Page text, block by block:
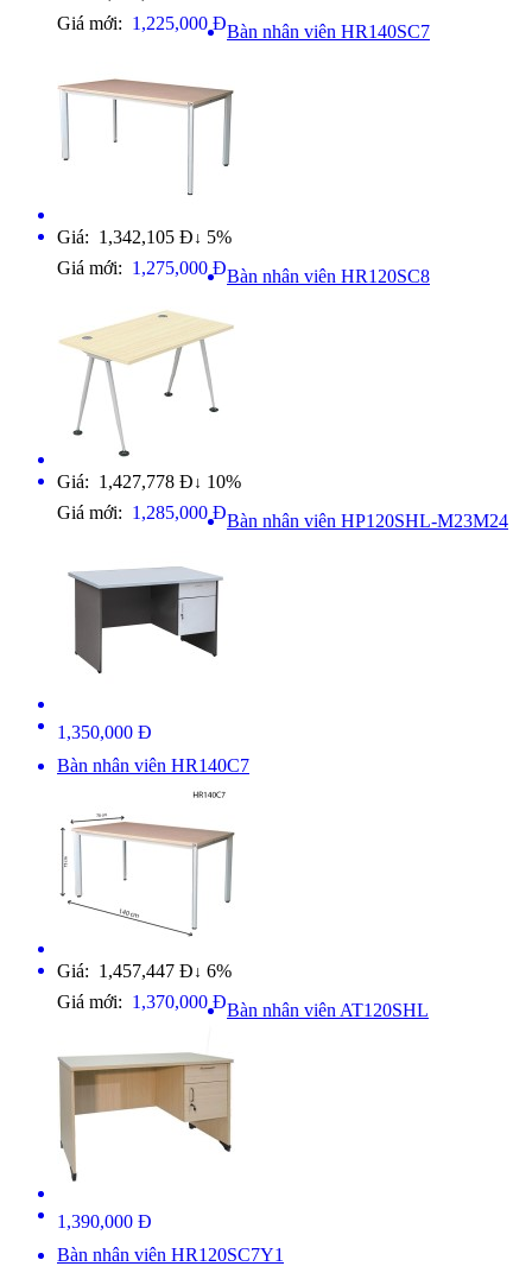
Giá mới: 1,225,000 ĐBàn nhân viên HR140SC7
Giá: 1,342,105 Đ ↓ 5%
Giá mới: 1,275,000 ĐBàn nhân viên HR120SC8
Giá: 1,427,778 Đ ↓ 10%
Giá mới: 1,285,000 ĐBàn nhân viên HP120SHL-M23M24
1,350,000 Đ
Bàn nhân viên HR140C7
Giá: 1,457,447 Đ ↓ 6%
Giá mới: 1,370,000 ĐBàn nhân viên AT120SHL
1,390,000 Đ
Bàn nhân viên HR120SC7Y1